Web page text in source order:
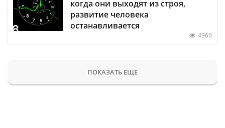
когда они выходят из строя,
развитие человека
останавливается
4960
ПОКАЗАТЬ ЕЩЕ